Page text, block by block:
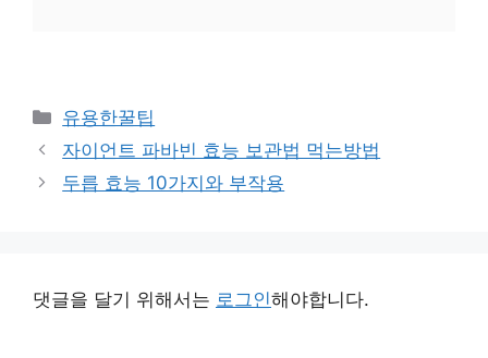
카
테
리
유용한꿀팁
자이언트 파바빈 효능 보관법 먹는방법
두릅 효능 10가지와 부작용
댓글을 달기 위해서는 로그인해야합니다.